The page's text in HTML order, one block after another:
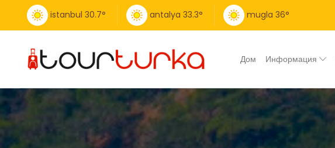
istanbul 30.7° antalya 33.3° mugla 36°
Дом Информация